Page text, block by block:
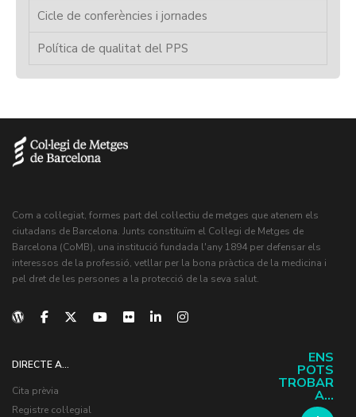
Cicle de conferències i jornades
Política de qualitat del PPS
ENS
POTS
TROBAR
A...
Com a col·legiat, formes part del col·lectiu de metges que atenem els
ciutadans de Barcelona. Junts constituïm el Col·legi de Metges de
Barcelona (CoMB), una institució fundada l'any 1894 per defensar els
interessos de la professió, vetllar per la bona pràctica de la medicina i
pel dret de les persones a la protecció de la seva salut.
DIRECTE A...
Cita prèvia
Registre col·legial